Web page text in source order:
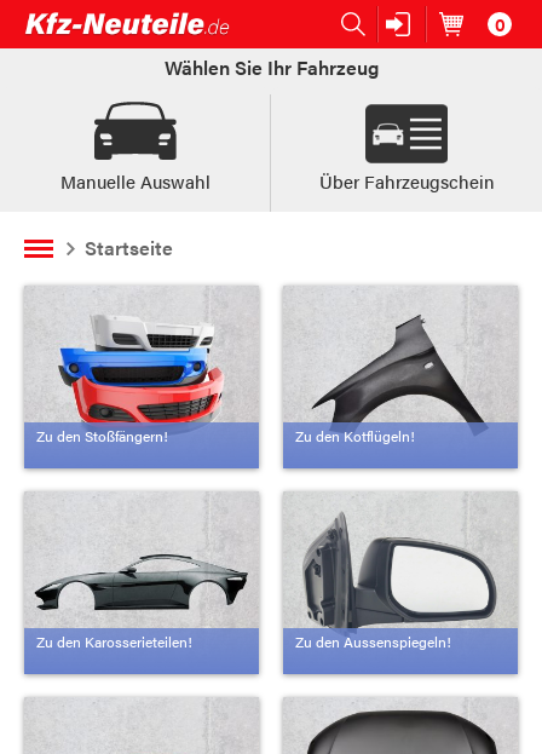
Open submenu (Ersatzteile:)
Ersatzteile: Artikel im
0
Wählen Sie Ihr Fahrzeug
Manuelle Auswahl Über Fahrzeugschein
Startseite
Zu den Stoßfängern! Zu den Kotflügeln!
Zu den Karosserieteilen! Zu den Aussenspiegeln!